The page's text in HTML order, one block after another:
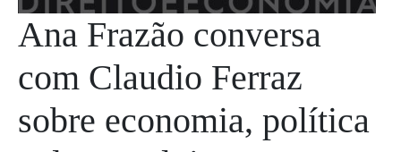
Ana Frazão conversa
com Claudio Ferraz
sobre economia, política